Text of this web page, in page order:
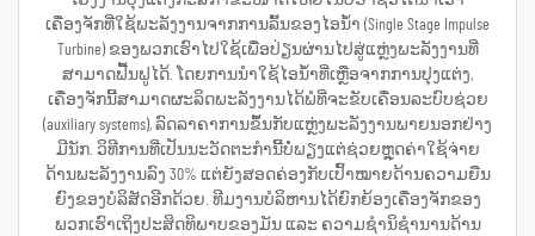
ເຄື່ອງຈັກທີ່ໃຊ້ພະລັງງານຈາກການລົ້ນຂອງໄອນ້ຳ (Single Stage Impulse
Turbine) ຂອງພວກເຮົາໄປໃຊ້ເພື່ອປ່ຽນຜ່ານໄປສູ່ແຫຼ່ງພະລັງງານທີ່
ສາມາດຟື້ນຟູໄດ້. ໂດຍການນຳໃຊ້ໄອນ້ຳທີ່ເຫຼືອຈາກການປຸງແຕ່ງ,
ເຄື່ອງຈັກນີ້ສາມາດຜະລິດພະລັງງານໄດ້ພໍທີ່ຈະຂັບເຄື່ອນລະບົບຊ່ວຍ
(auxiliary systems), ລົດລາຄາການຂຶ້ນກັບແຫຼ່ງພະລັງງານພາຍນອກຢ່າງ
ມີນັກ. ວິທີການທີ່ເປັນນະວັດຕະກຳນີ້ບໍ່ພຽງແຕ່ຊ່ວຍຫຼຸດຄ່າໃຊ້ຈ່າຍ
ດ້ານພະລັງງານລົງ 30% ແຕ່ຍັງສອດຄ່ອງກັບເປົ້າໝາຍດ້ານຄວາມຍືນ
ຍົງຂອງບໍລິສັດອີກດ້ວຍ. ທີມງານບໍລິຫານໄດ້ຍົກຍ້ອງເຄື່ອງຈັກຂອງ
ພວກເຮົາເຖິງປະສິດທິພາບຂອງມັນ ແລະ ຄວາມຊຳນິຊຳນານດ້ານ